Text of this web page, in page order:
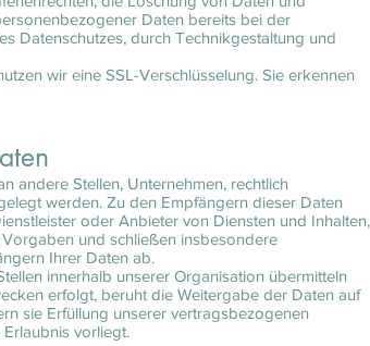
Daten bereits bei der
Datenschutzes, durch Technikgestaltung und
wir eine SSL-Verschlüsselung. Sie erkennen
andere Stellen, Unternehmen, rechtlich
werden. Zu den Empfängern dieser Daten
oder Anbieter von Diensten und Inhalten,
und schließen insbesondere
Ihrer Daten ab.
innerhalb unserer Organisation übermitteln
erfolgt, beruht die Weitergabe der Daten auf
sie Erfüllung unserer vertragsbezogenen
vorliegt.